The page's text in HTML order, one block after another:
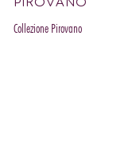
Collezione Pirovano